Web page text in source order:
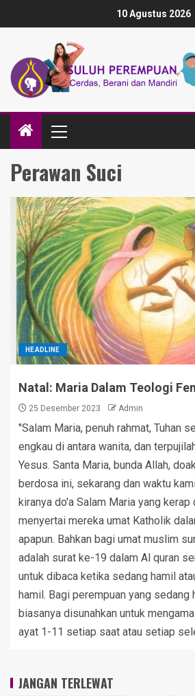
10 Agustus 2026
Perawan Suci
HEADLINE
Natal: Maria Dalam Teologi
25 Desember 2023 Admin
"Salam Maria, penuh rahmat, Tuhan
engkau di antara wanita, dan
Yesus. Santa Maria, bunda Allah,
berdosa ini, sekarang dan waktu
kiranya do'a Salam Maria yang kerap
menyertai mereka umat Katholik
apapun. Bahkan bagi umat muslim
adalah surat ke-19 dalam Al quran
untuk dibaca ketika sedang hamil
hamil. Bagi perempuan yang sedang
biasanya disunahkan untuk
ayat 1-11 setiap saat atau setiap
JANGAN TERLEWAT